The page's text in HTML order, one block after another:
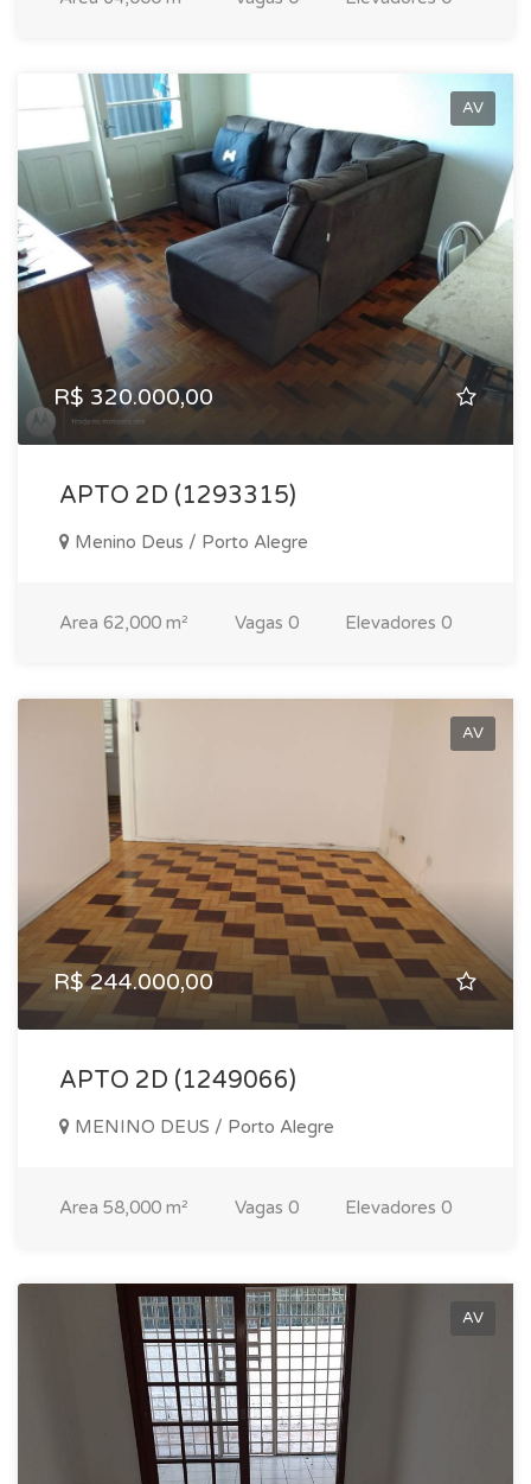
AV
R$ 320.000,00
APTO 2D (1293315)
Menino Deus / Porto Alegre
Area 62,000 m² Vagas 0 Elevadores 0
AV
R$ 244.000,00
APTO 2D (1249066)
MENINO DEUS / Porto Alegre
Area 58,000 m² Vagas 0 Elevadores 0
AV